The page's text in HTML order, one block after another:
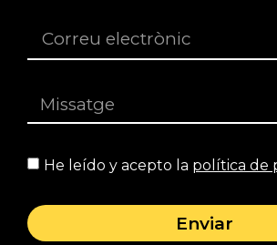
He leído y acepto la política de
Enviar